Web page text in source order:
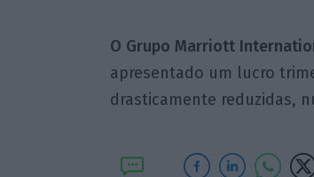
O Grupo Marriott
apresentado um lucro
drasticamente reduzidas,